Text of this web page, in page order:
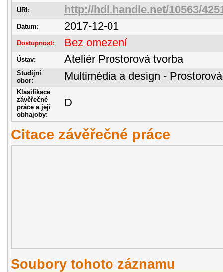
URI: http://hdl.handle.net/10563/
Datum: 2017-12-01
Dostupnost: Bez omezení
Ústav: Ateliér Prostorová tvorba
Studijní
obor:
Multimédia a design -
Klasifikace
závěřečné
práce a její
obhajoby:
D
Citace závěřečné práce
Soubory tohoto záznamu